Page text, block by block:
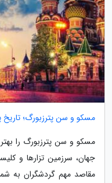
مسکو و سن پترزبورگ؛ تاریخ
مسکو و سن پترزبورگ را
جهان، سرزمین تزارها و
مقاصد مهم گردشگران به